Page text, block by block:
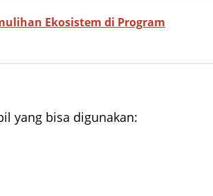
Ekosistem di Program
yang bisa digunakan: